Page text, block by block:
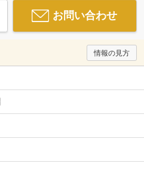
お問い合わせ
情報の見方